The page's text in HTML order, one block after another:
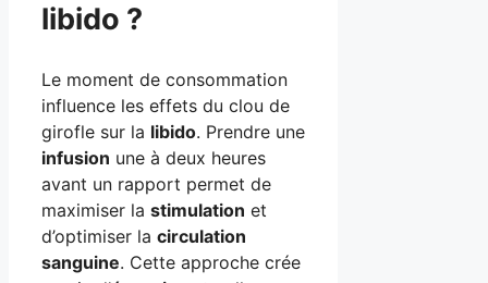
libido ?
Le moment de consommation
influence les effets du clou de
girofle sur la libido. Prendre une
infusion une à deux heures
avant un rapport permet de
maximiser la stimulation et
d’optimiser la circulation
sanguine. Cette approche crée